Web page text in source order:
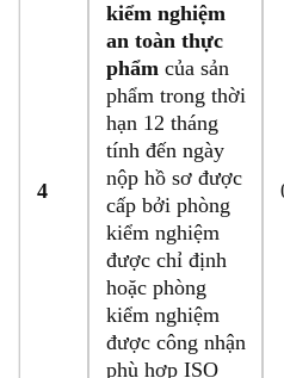
4
kiểm nghiệm
an toàn thực
phẩm của sản
phẩm trong thời
hạn 12 tháng
tính đến ngày
nộp hồ sơ được
cấp bởi phòng
kiểm nghiệm
được chỉ định
hoặc phòng
kiểm nghiệm
được công nhận
phù hợp ISO